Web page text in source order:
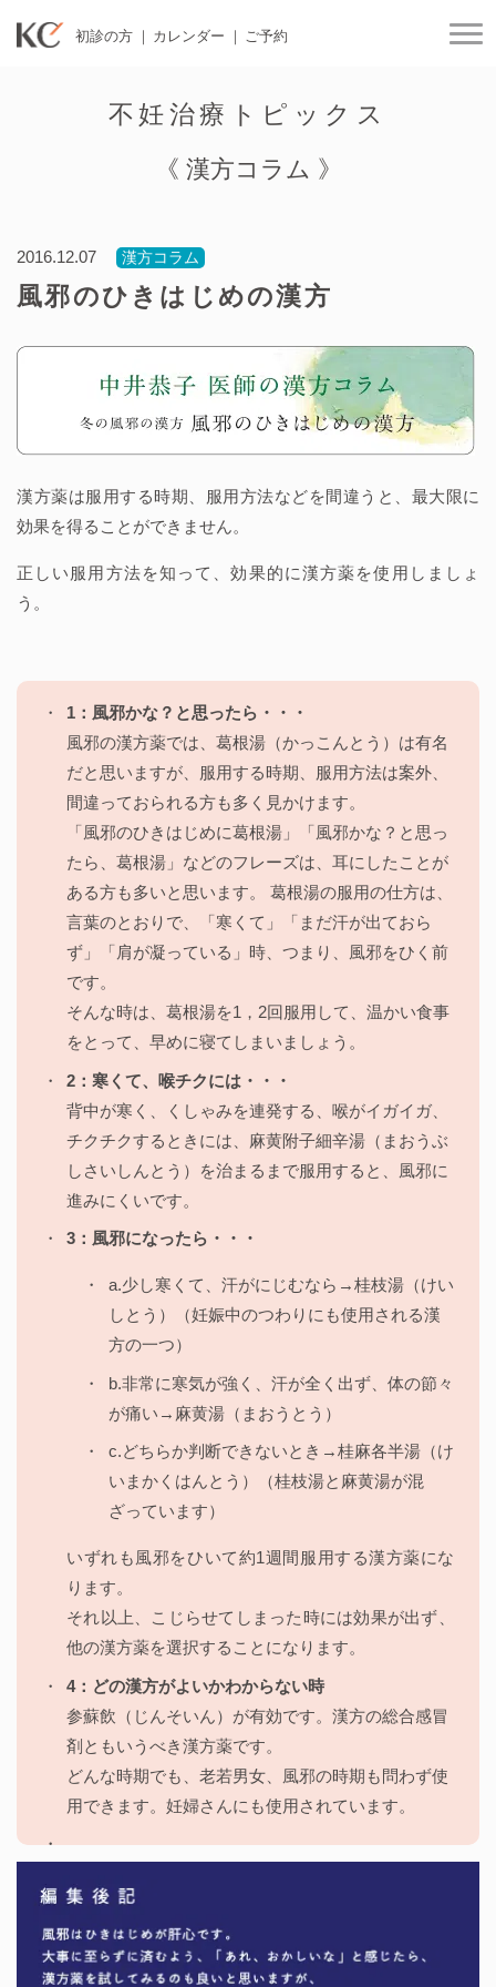
初診の方 カレンダー ご予約
不妊治療トピックス
《 漢方コラム 》
2016.12.07 漢方コラム
風邪のひきはじめの漢方
漢方薬は服用する時期、服用方法などを間違うと、最大限に
効果を得ることができません。
正しい服用方法を知って、効果的に漢方薬を使用しましょ
う。
1：風邪かな？と思ったら・・・
風邪の漢方薬では、葛根湯（かっこんとう）は有名
だと思いますが、服用する時期、服用方法は案外、
間違っておられる方も多く見かけます。
「風邪のひきはじめに葛根湯」「風邪かな？と思っ
たら、葛根湯」などのフレーズは、耳にしたことが
ある方も多いと思います。 葛根湯の服用の仕方は、
言葉のとおりで、「寒くて」「まだ汗が出ておら
ず」「肩が凝っている」時、つまり、風邪をひく前
です。
そんな時は、葛根湯を1，2回服用して、温かい食事
をとって、早めに寝てしまいましょう。
2：寒くて、喉チクには・・・
背中が寒く、くしゃみを連発する、喉がイガイガ、
チクチクするときには、麻黄附子細辛湯（まおうぶ
しさいしんとう）を治まるまで服用すると、風邪に
進みにくいです。
3：風邪になったら・・・
a.少し寒くて、汗がにじむなら→桂枝湯（けい
しとう）（妊娠中のつわりにも使用される漢
方の一つ）
b.非常に寒気が強く、汗が全く出ず、体の節々
が痛い→麻黄湯（まおうとう）
c.どちらか判断できないとき→桂麻各半湯（け
いまかくはんとう）（桂枝湯と麻黄湯が混
ざっています）
いずれも風邪をひいて約1週間服用する漢方薬にな
ります。
それ以上、こじらせてしまった時には効果が出ず、
他の漢方薬を選択することになります。
4：どの漢方がよいかわからない時
参蘇飲（じんそいん）が有効です。漢方の総合感冒
剤ともいうべき漢方薬です。
どんな時期でも、老若男女、風邪の時期も問わず使
用できます。妊婦さんにも使用されています。